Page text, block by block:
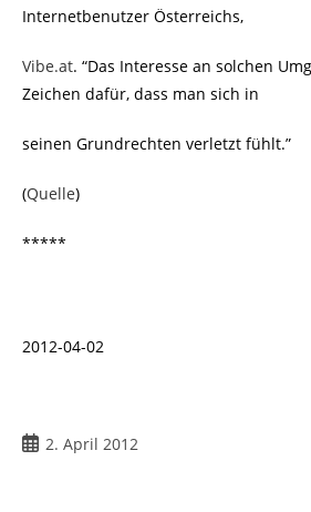
Internetbenutzer Österreichs,
Vibe.at. “Das Interesse an solchen
Zeichen dafür, dass man sich in
seinen Grundrechten verletzt fühlt.”
(Quelle)
*****
2012-04-02
2. April 2012